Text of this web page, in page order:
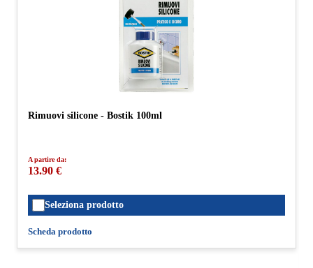
Rimuovi silicone - Bostik 100ml
A partire da:
13.90 €
Seleziona prodotto
Scheda prodotto